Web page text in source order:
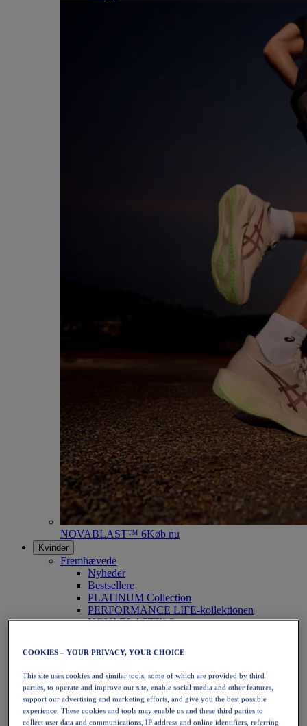
NOVABLAST™ 6Køb nu
Kvinder
Fremhævede
Nyheder
Bestsellere
PLATINUM Collection
PERFORMANCE LIFE-kollektionen
NOVABLAST™ 6
Løb
Trailløb
Tennis
Volleyball
Håndbold
Padel
Netbold
COOKIES – YOUR PRIVACY, YOUR CHOICE
This site uses cookies and similar tools, some of which are provided by third
parties, to operate and improve our site, enable social media and other features,
support our advertising and marketing efforts, and give you the best possible
experience. These cookies and tools may enable us and these third parties to
collect user data and communications, IP address and online identifiers, referring